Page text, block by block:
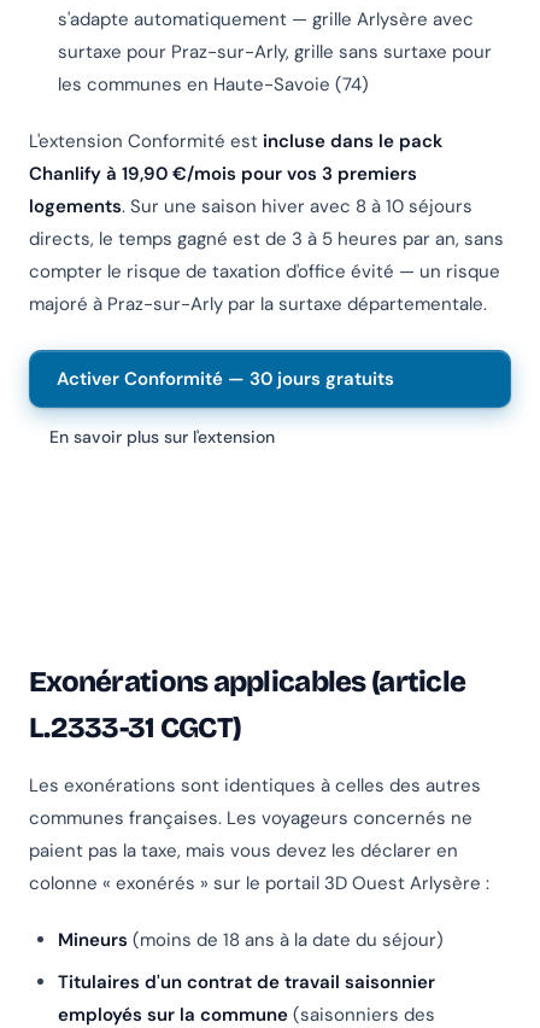
s'adapte automatiquement — grille Arlysère avec
surtaxe pour Praz-sur-Arly, grille sans surtaxe pour
les communes en Haute-Savoie (74)
L'extension Conformité est incluse dans le pack
Chanlify à 19,90 €/mois pour vos 3 premiers
logements. Sur une saison hiver avec 8 à 10 séjours
directs, le temps gagné est de 3 à 5 heures par an, sans
compter le risque de taxation d'office évité — un risque
majoré à Praz-sur-Arly par la surtaxe départementale.
Activer Conformité — 30 jours gratuits
En savoir plus sur l'extension
Exonérations applicables (article
L.2333-31 CGCT)
Les exonérations sont identiques à celles des autres
communes françaises. Les voyageurs concernés ne
paient pas la taxe, mais vous devez les déclarer en
colonne « exonérés » sur le portail 3D Ouest Arlysère :
Mineurs (moins de 18 ans à la date du séjour)
Titulaires d'un contrat de travail saisonnier
employés sur la commune (saisonniers des